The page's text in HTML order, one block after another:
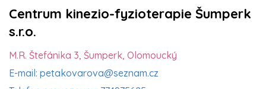
Centrum kinezio-fyzioterapie Šumperk
s.r.o.
M.R. Štefánika 3, Šumperk, Olomoucký
E-mail: petakovarova@seznam.cz